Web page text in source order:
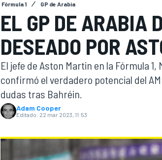
INDYCAR
Fórmula 1 GP de Arabia
EL GP DE ARABIA
DESEADO POR
El jefe de Aston Martin en la Fórmula
confirmó el verdadero potencial del
dudas tras Bahréin.
Adam Cooper
Editado: 22 mar 2023, 11:53